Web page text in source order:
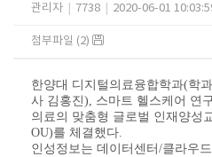
관리자 7738 2020-06-01
첨부파일 (2)
한양대 디지털의료융합학과(학
사 김홍진), 스마트 헬스케어 연
의료의 맞춤형 글로벌 인재양성​
OU)를 체결했다.​
인성정보는 데이터센터 /클라우드